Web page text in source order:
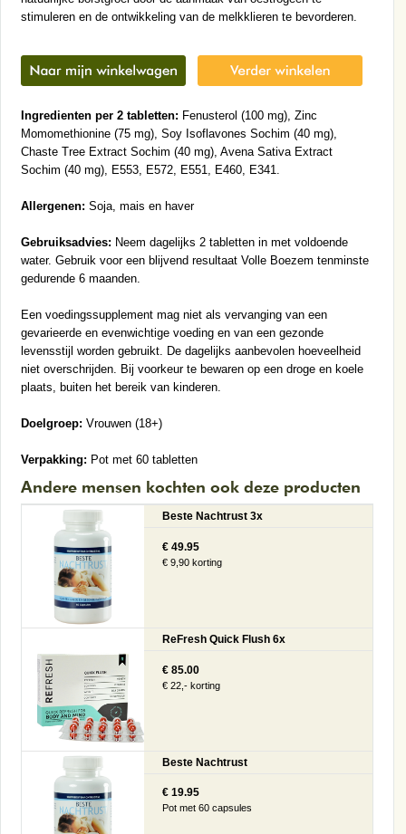
stimuleren en de ontwikkeling van de melkklieren te bevorderen.
Ingredienten per 2 tabletten: Fenusterol (100 mg), Zinc
Momomethionine (75 mg), Soy Isoflavones Sochim (40 mg),
Chaste Tree Extract Sochim (40 mg), Avena Sativa Extract
Sochim (40 mg), E553, E572, E551, E460, E341.
Allergenen: Soja, mais en haver
Gebruiksadvies: Neem dagelijks 2 tabletten in met voldoende
water. Gebruik voor een blijvend resultaat Volle Boezem tenminste
gedurende 6 maanden.
Een voedingssupplement mag niet als vervanging van een
gevarieerde en evenwichtige voeding en van een gezonde
levensstijl worden gebruikt. De dagelijks aanbevolen hoeveelheid
niet overschrijden. Bij voorkeur te bewaren op een droge en koele
plaats, buiten het bereik van kinderen.
Doelgroep: Vrouwen (18+)
Verpakking: Pot met 60 tabletten
Andere mensen kochten ook deze producten
Beste Nachtrust 3x
€ 49.95
€ 9,90 korting
ReFresh Quick Flush 6x
€ 85.00
€ 22,- korting
Beste Nachtrust
€ 19.95
Pot met 60 capsules